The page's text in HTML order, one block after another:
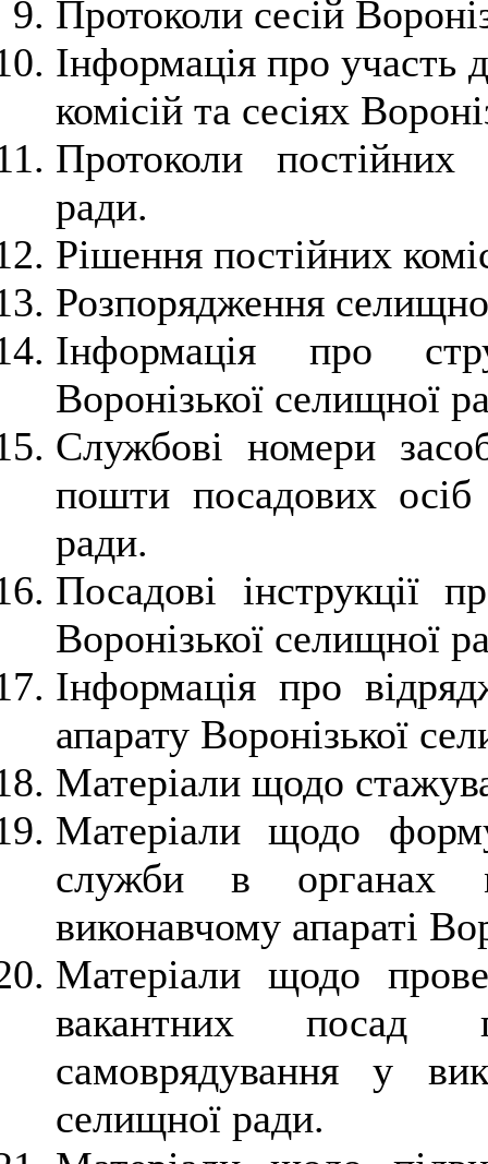
Протоколи сесій
Інформація про участь
комісій та сесіях
Протоколи постійних
ради.
Рішення постійних
Розпорядження
Інформація про
Воронізької селищної
Службові номери
пошти посадових осіб
ради.
Посадові інструкції
Воронізької селищної
Інформація про
апарату Воронізької
Матеріали щодо
Матеріали щодо
служби в органах
виконавчому апараті
Матеріали щодо
вакантних посад
самоврядування у
селищної ради.